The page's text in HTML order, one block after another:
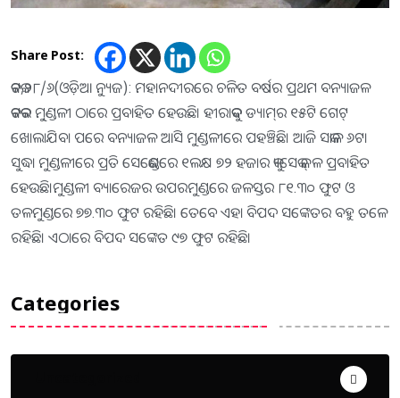
Share Post:
କଟକ,୨୮/୬(ଓଡ଼ିଆ ନ୍ୟୁଜ): ମହାନଦୀରରେ ଚଳିତ ବର୍ଷର ପ୍ରଥମ ବନ୍ୟାଜଳ
କଟକର ମୁ୍ଣ୍ଡଳୀ ଠାରେ ପ୍ରବାହିତ ହେଉଛି। ହୀରାକୁଦ ଡ୍ୟାମ୍‌ର ୧୫ଟି ଗେଟ୍
ଖୋଲାଯିବା ପରେ ବନ୍ୟାଜଳ ଆସି ମୁଣ୍ଡଳୀରେ ପହଞ୍ଚିଛି। ଆଜି ସକାଳ ୬ଟା
ସୁଦ୍ଧା ମୁଣ୍ଡଳୀରେ ପ୍ରତି ସେକେଣ୍ଡରେ ୧ଲକ୍ଷ ୭୨ ହଜାର କ୍ୟୁସେକ୍‌ ଜଳ ପ୍ରବାହିତ
ହେଉଛି।ମୁଣ୍ଡଳୀ ବ୍ୟାରେଜର ଉପରମୁଣ୍ଡରେ ଜଳସ୍ତର ୮୧.୩୦ ଫୁଟ ଓ
ତଳମୁଣ୍ଡରେ ୭୭.୩୦ ଫୁଟ ରହିଛି। ତେବେ ଏହା ବିପଦ ସଙ୍କେତର ବହୁ ତଳେ
ରହିଛି। ଏଠାରେ ବିପଦ ସଙ୍କେତ ୯୭ ଫୁଟ ରହିଛି।
Categories